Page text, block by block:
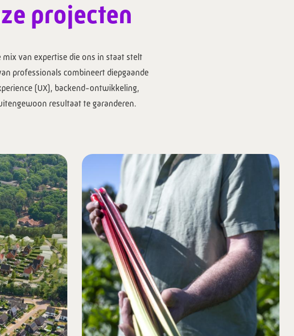
projecten
van expertise die ons in staat stelt
professionals combineert diepgaande
(UX), backend-ontwikkeling,
resultaat te garanderen.